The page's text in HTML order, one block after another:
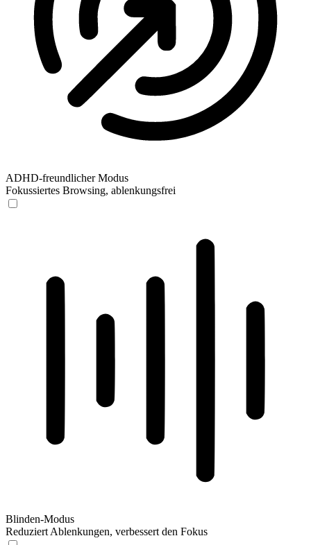
ADHD-freundlicher Modus
Fokussiertes Browsing, ablenkungsfrei
Blinden-Modus
Reduziert Ablenkungen, verbessert den Fokus